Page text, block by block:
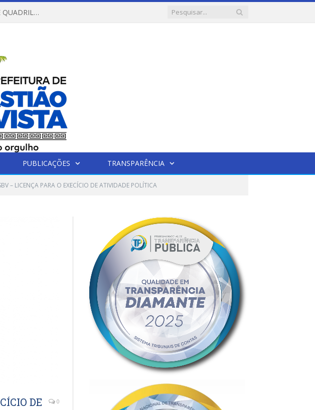
REGULAMENTO DO X CONCURSO INTERMUNICIPAL DE QUADRILHAS JUNINAS – 2026 – ARRAIÁ DA VENEZA
PUBLICAÇÕES TRANSPARÊNCIA
– LICENÇA PARA O EXECÍCIO DE ATIVIDADE POLÍTICA
DE
0